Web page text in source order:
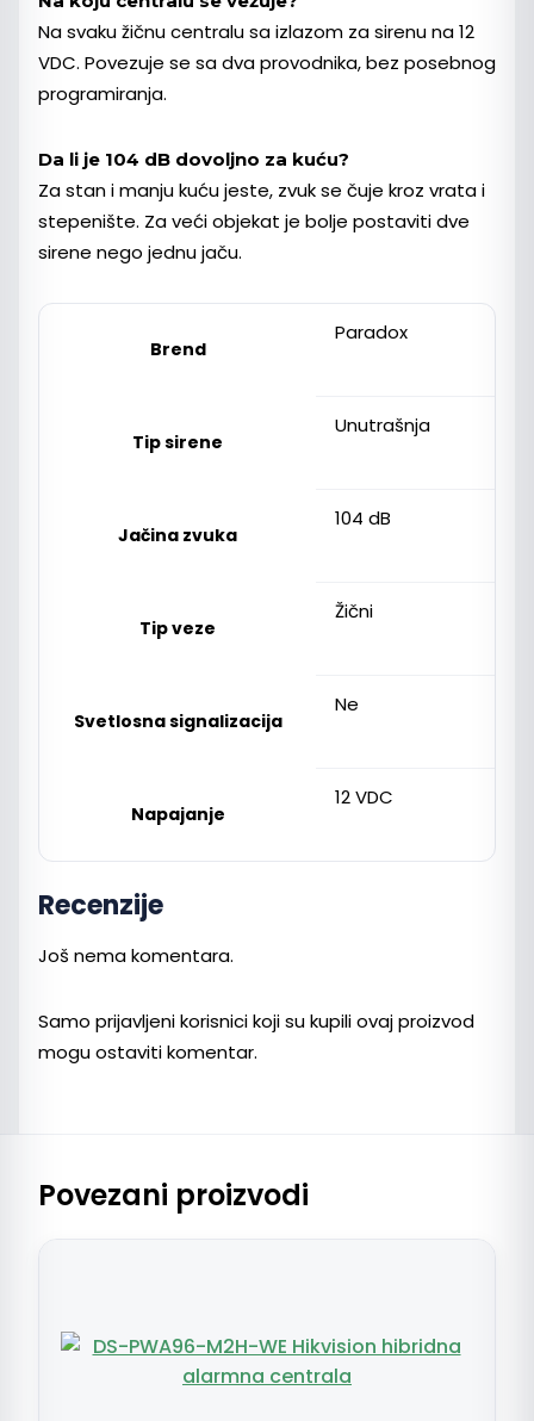
Na svaku žičnu centralu sa izlazom za sirenu na 12
VDC. Povezuje se sa dva provodnika, bez posebnog
programiranja.
Da li je 104 dB dovoljno za kuću?
Za stan i manju kuću jeste, zvuk se čuje kroz vrata i
stepenište. Za veći objekat je bolje postaviti dve
sirene nego jednu jaču.
Brend
Paradox
Tip sirene
Unutrašnja
Jačina zvuka
104 dB
Tip veze
Žični
Svetlosna signalizacija
Ne
Napajanje
12 VDC
Recenzije
Još nema komentara.
Samo prijavljeni korisnici koji su kupili ovaj proizvod
mogu ostaviti komentar.
Povezani proizvodi